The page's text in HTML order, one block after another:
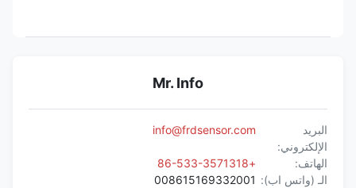
Mr. Info
الإلكتروني:
info@frdsensor.com
الهاتف:
الـ (واتس اب): 008615169332001